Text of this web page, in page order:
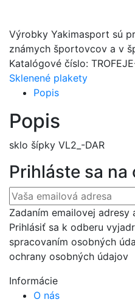
Výrobky Yakimasport sú
známych športovcov a v
Katalógové číslo:
Sklenené plakety
Popis
Popis
sklo šípky VL2_-DAR
Prihláste sa
Zadaním emailovej
Prihlásiť sa k odberu
spracovaním osobných
ochrany osobných údajov
Informácie
O nás